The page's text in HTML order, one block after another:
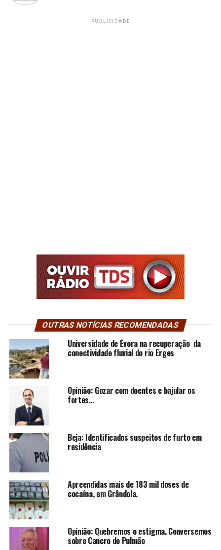
PUBLICIDADE
OUTRAS NOTÍCIAS RECOMENDADAS
Universidade de Évora na recuperação da
conectividade fluvial do rio Erges
Opinião: Gozar com doentes e bajular os
fortes…
Beja: Identificados suspeitos de furto em
residência
Apreendidas mais de 183 mil doses de
cocaína, em Grândola.
Opinião: Quebremos o estigma. Conversemos
sobre Cancro do Pulmão